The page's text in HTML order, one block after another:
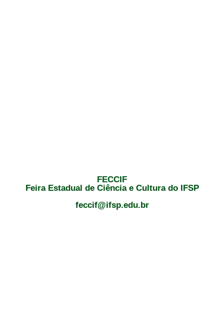
FECCIF
Feira Estadual de Ciência e Cultura do IFSP
feccif@ifsp.edu.br